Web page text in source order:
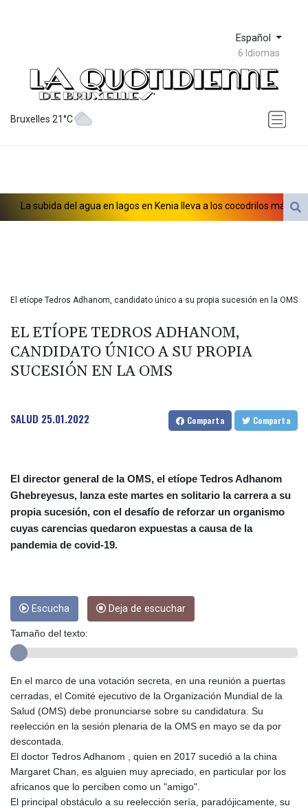
Español
6 Idiomas
Bruxelles 21°C
La subida del agua en lagos en Kenia lleva a los cocodrilos más
Sjöström, estrella sueca de la natación, sigue desafiando el
tiempo con 32 años
¿Un regusto a humo? Los viticultores franceses están
preocupados tras los incendios
Brasil recorta de nuevo su tasa directriz para contener la inflación
Irán
Parte de un cohete de SpaceX a la deriva se estrelló contra la
Luna, según científicos
La flota de acorazados de la clase Trump apunta a ser una de las
El etíope Tedros Adhanom, candidato único a su propia sucesión en la OMS
EL ETÍOPE TEDROS ADHANOM,
CANDIDATO ÚNICO A SU PROPIA
SUCESIÓN EN LA OMS
SALUD 25.01.2022 Comparta Comparta
El director general de la OMS, el etíope Tedros Adhanom
Ghebreyesus, lanza este martes en solitario la carrera a su
propia sucesión, con el desafío de reforzar un organismo
cuyas carencias quedaron expuestas a causa de la
pandemia de covid-19.
Escucha Deja de escuchar
Tamaño del texto:
En el marco de una votación secreta, en una reunión a puertas
cerradas, el Comité ejecutivo de la Organización Mundial de la
Salud (OMS) debe pronunciarse sobre su candidatura. Su
reelección en la sesión plenaria de la OMS en mayo se da por
descontada.
El doctor Tedros Adhanom , quien en 2017 sucedió a la china
Margaret Chan, es alguien muy apreciado, en particular por los
africanos que lo perciben como un "amigo".
El principal obstáculo a su reelección sería, paradójicamente, su